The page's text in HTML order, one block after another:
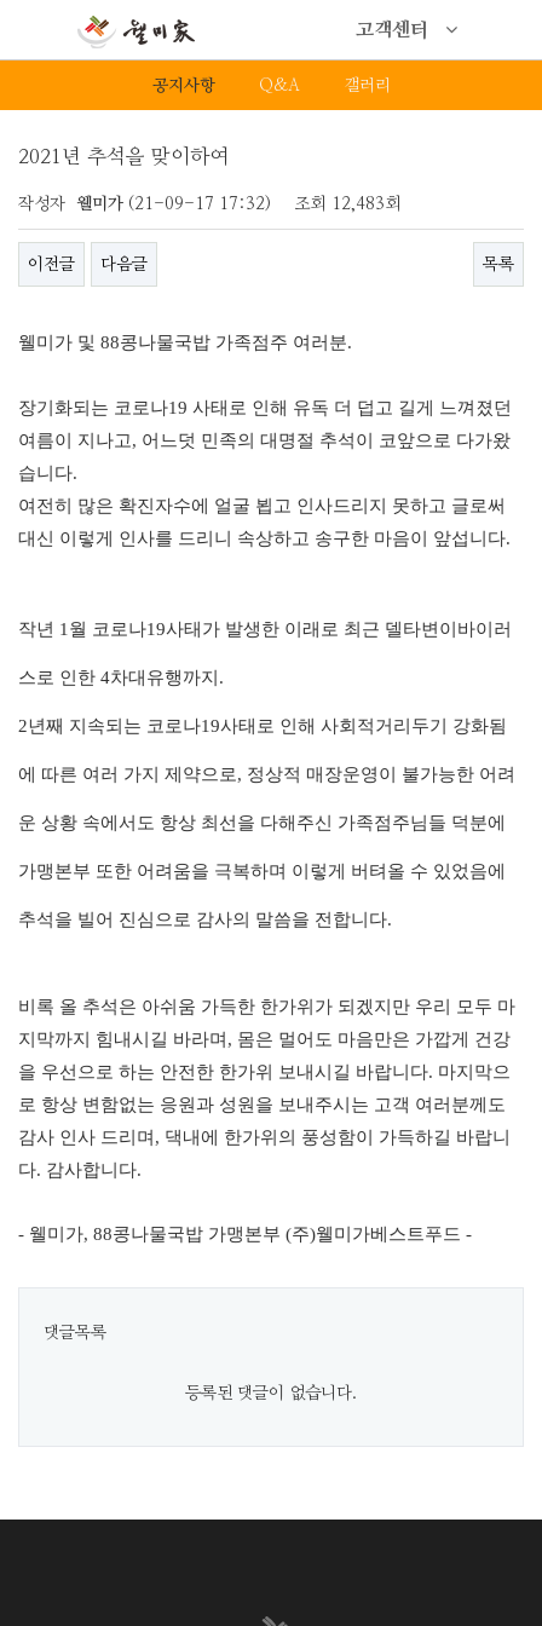
고객센터
공지사항 Q&A 갤러리
2021년 추석을 맞이하여
작성자 웰미가 (21-09-17 17:32) 조회 12,483회
이전글 다음글 목록
웰미가 및 88콩나물국밥 가족점주 여러분.
장기화되는 코로나19 사태로 인해 유독 더 덥고 길게 느껴졌던
여름이 지나고, 어느덧 민족의 대명절 추석이 코앞으로 다가왔
습니다.
여전히 많은 확진자수에 얼굴 뵙고 인사드리지 못하고 글로써
대신 이렇게 인사를 드리니 속상하고 송구한 마음이 앞섭니다.
작년 1 월 코로나19사태가 발생한 이래로 최근 델타변이바이러
스로 인한 4차대유행까지 .
2년째 지속되는 코로나19사태로 인해 사회적거리두기 강화됨
에 따른 여러 가지 제약으로, 정상적 매장운영이 불가능한 어려
운 상황 속에서도 항상 최선을 다해주신 가족점주님들 덕분에
가맹본부 또한 어려움을 극복하며 이렇게 버텨올 수 있었음에
추석을 빌어 진심으로 감사의 말씀을 전합니다.
비록 올 추석은 아쉬움 가득한 한가위가 되겠지만 우리 모두 마
지막까지 힘내시길 바라며 , 몸은 멀어도 마음만은 가깝게 건강
을 우선으로 하는 안전한 한가위 보내시길 바랍니다. 마지막으
로 항상 변함없는 응원과 성원을 보내주시는 고객 여러분께도
감사 인사 드리며 , 댁내에 한가위의 풍성함이 가득하길 바랍니
다. 감사합니다.
- 웰미가, 88콩나물국밥 가맹본부 (주)웰미가베스트푸드 -​
댓글목록
등록된 댓글이 없습니다.